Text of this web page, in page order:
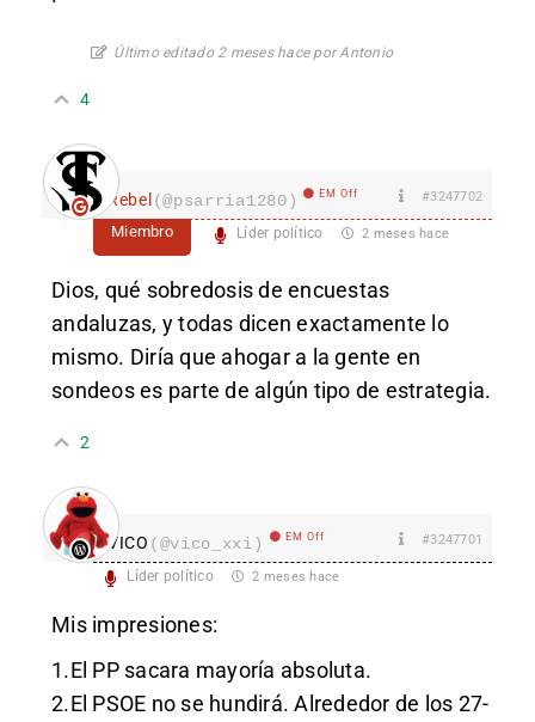
Último editado 2 meses hace por Antonio
4
Rebel(@psarria1280) EM Off #3247702
Miembro Líder político 2 meses hace
Dios, qué sobredosis de encuestas
andaluzas, y todas dicen exactamente lo
mismo. Diría que ahogar a la gente en
sondeos es parte de algún tipo de estrategia.
2
VICO (@vico_xxi) EM Off #3247701
Líder político 2 meses hace
Mis impresiones:
1.El PP sacara mayoría absoluta.
2.El PSOE no se hundirá. Alrededor de los 27-